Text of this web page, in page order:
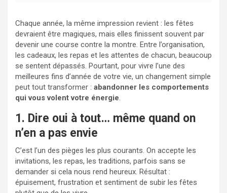
Chaque année, la même impression revient : les fêtes
devraient être magiques, mais elles finissent souvent par
devenir une course contre la montre. Entre l’organisation,
les cadeaux, les repas et les attentes de chacun, beaucoup
se sentent dépassés. Pourtant, pour vivre l’une des
meilleures fins d’année de votre vie, un changement simple
peut tout transformer : abandonner les comportements
qui vous volent votre énergie.
1. Dire oui à tout… même quand on
n’en a pas envie
C’est l’un des pièges les plus courants. On accepte les
invitations, les repas, les traditions, parfois sans se
demander si cela nous rend heureux. Résultat :
épuisement, frustration et sentiment de subir les fêtes